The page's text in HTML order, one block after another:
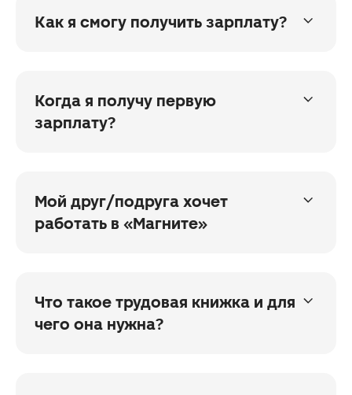
Как я смогу получить зарплату?
одного из этих банков, то сообщите об этом
при оформлении на работу
Когда я получу первую
зарплату?
месяц
Мой друг/подруга хочет
работать в «Магните»
по номеру
на сайте. А вы получите премию
за приведённого друга
Что такое трудовая книжка и для
чего она нужна?